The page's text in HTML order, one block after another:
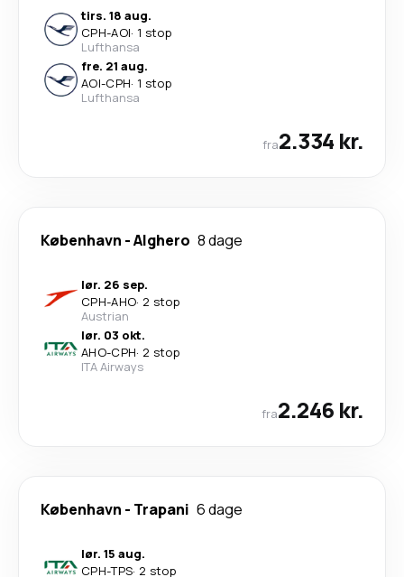
tirs. 18 aug.
CPH-AOI· 1 stop
Lufthansa
fre. 21 aug.
AOI-CPH· 1 stop
Lufthansa
fra2.334 kr.
København -Alghero 8 dage
lør. 26 sep.
CPH-AHO· 2 stop
Austrian
lør. 03 okt.
AHO-CPH· 2 stop
ITA Airways
fra2.246 kr.
København - Trapani 6 dage
lør. 15 aug.
CPH-TPS· 2 stop